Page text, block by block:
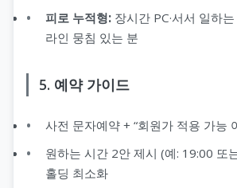
피로 누적형: 장시간 PC·서서 일하
라인 뭉침 있는 분
5. 예약 가이드
사전 문자예약 + “회원가 적용 가능
원하는 시간 2안 제시 (예: 19:00 또
홀딩 최소화